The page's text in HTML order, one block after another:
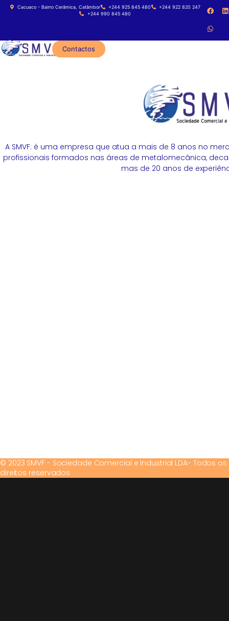
Cacuaco - Bairro Cerâmica, Catâmbor +244 925 845 480
+244 922 820 247
+244 990 845 480
Contactos
A SMVF: é uma empresa que atua a mais de 8 anos no
profissionais formados nas áreas de metalomecânica,
mas de 20 anos de
© 2023 SMVF - Sociedade Comercial e Industrial LDA- Todos os
direitos reservados